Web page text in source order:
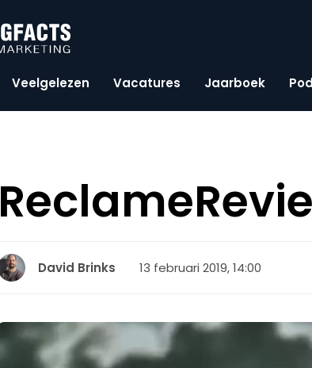
Veelgelezen Vacatures Jaarboek
David Brinks 13 februari 2019, 14:00